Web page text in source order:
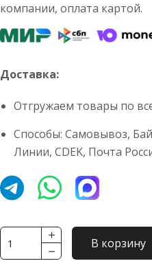
компании, оплата картой.
Доставка:
Отгружаем товары по
Способы: Самовывоз,
Линии, CDEK, Почта
Количество
товара
В корзину